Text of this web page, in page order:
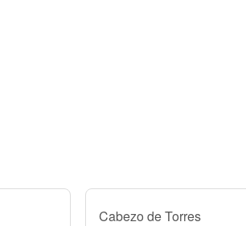
Cabezo de Torres